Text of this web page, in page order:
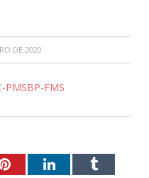
DE 2020
PMSBP-FMS
PinterestLinkedInTumblr